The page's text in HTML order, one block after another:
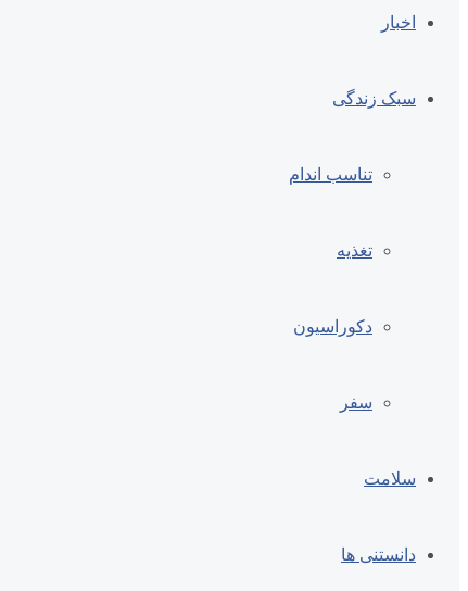
اخبار
سبک زندگی
تناسب اندام
تغذیه
دکوراسیون
سفر
سلامت
دانستنی ها